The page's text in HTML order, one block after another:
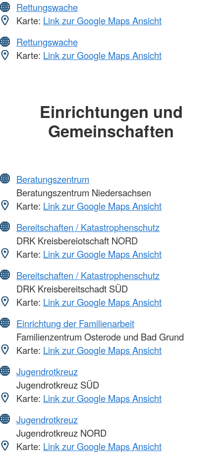
Rettungswache
Karte: Link zur Google Maps Ansicht
Rettungswache
Karte: Link zur Google Maps Ansicht
Einrichtungen und
Gemeinschaften
Beratungszentrum
Beratungszentrum Niedersachsen
Karte: Link zur Google Maps Ansicht
Bereitschaften / Katastrophenschutz
DRK Kreisbereiotschaft NORD
Karte: Link zur Google Maps Ansicht
Bereitschaften / Katastrophenschutz
DRK Kreisbereitschadt SÜD
Karte: Link zur Google Maps Ansicht
Einrichtung der Familienarbeit
Familienzentrum Osterode und Bad Grund
Karte: Link zur Google Maps Ansicht
Jugendrotkreuz
Jugendrotkreuz SÜD
Karte: Link zur Google Maps Ansicht
Jugendrotkreuz
Jugendrotkreuz NORD
Karte: Link zur Google Maps Ansicht